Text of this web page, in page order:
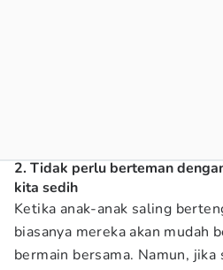
2. Tidak perlu berteman
kita sedih
Ketika anak-anak saling
biasanya mereka akan mudah
bermain bersama. Namun,